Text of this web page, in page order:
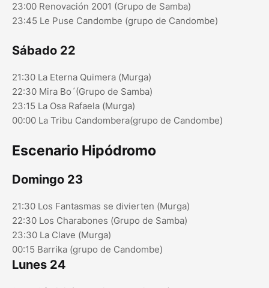
23:00 Renovación 2001 (Grupo de Samba)
23:45 Le Puse Candombe (grupo de Candombe)
Sábado 22
21:30 La Eterna Quimera (Murga)
22:30 Mira Bo´(Grupo de Samba)
23:15 La Osa Rafaela (Murga)
00:00 La Tribu Candombera(grupo de Candombe)
Escenario Hipódromo
Domingo 23
21:30 Los Fantasmas se divierten (Murga)
22:30 Los Charabones (Grupo de Samba)
23:30 La Clave (Murga)
00:15 Barrika (grupo de Candombe)
Lunes 24